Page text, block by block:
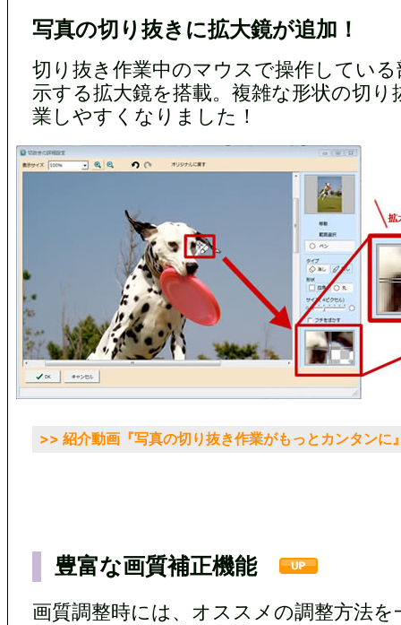
写真の切り抜きに拡大鏡が追加！
切り抜き作業中のマウスで操作してい
示する拡大鏡を搭載。複雑な形状の切り
業しやすくなりました！
>> 紹介動画『写真の切り抜き作業がもっとカンタンに
豊富な画質補正機能
画質調整時には、オススメの調整方法を